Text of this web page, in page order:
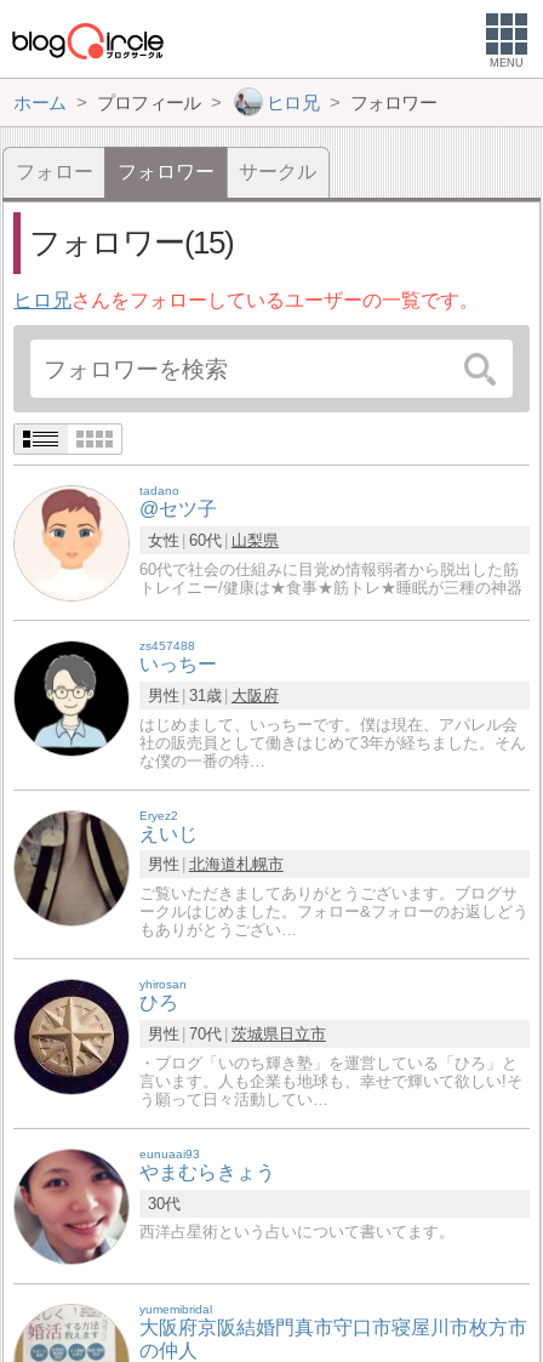
MENU
ホーム プロフィール ヒロ兄 フォロワー
フォロー フォロワー サークル
フォロワー(15)
ヒロ兄さんをフォローしているユーザーの一覧です。
tadano
@セツ子
女性 60代
山梨県
60代で社会の仕組みに目覚め情報弱者から脱出した筋
トレイニー/健康は★食事★筋トレ★睡眠が三種の神器
zs457488
いっちー
男性 31歳
大阪府
はじめまして、いっちーです。僕は現在、アパレル会
社の販売員として働きはじめて3年が経ちました。そん
な僕の一番の特…
Eryez2
えいじ
男性 北海道札幌市
ご覧いただきましてありがとうございます。ブログサ
ークルはじめました。フォロー&フォローのお返しどう
もありがとうござい…
yhirosan
ひろ
男性 70代 茨城県日立市
・ブログ「いのち輝き塾」を運営している「ひろ」と
言います。人も企業も地球も、幸せで輝いて欲しい!そ
う願って日々活動してい…
eunuaai93
やまむらきょう
30代
西洋占星術という占いについて書いてます。
yumemibridal
大阪府京阪結婚門真市守口市寝屋川市枚方市
の仲人